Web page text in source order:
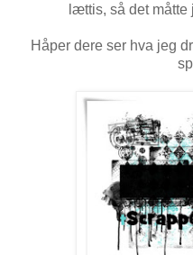
lættis, så det
Håper dere ser hva jeg